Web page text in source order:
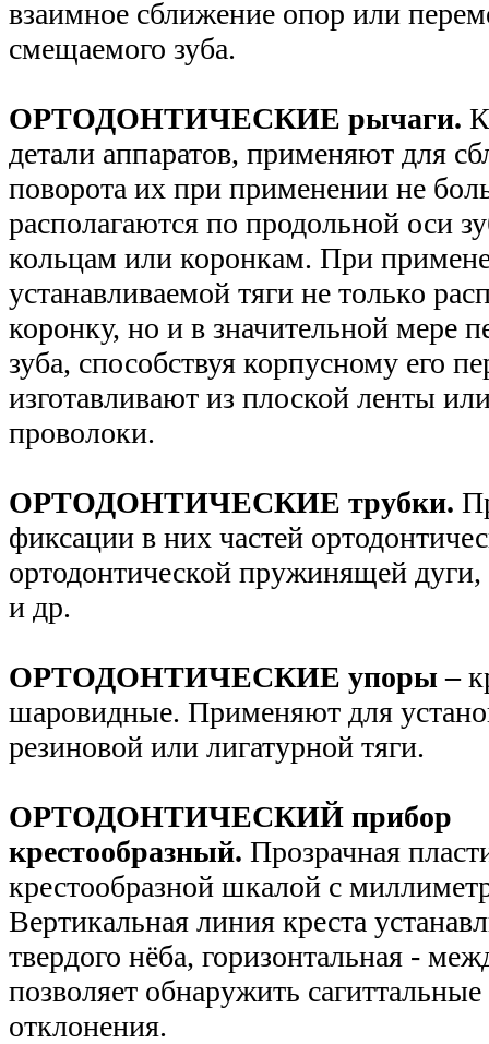
взаимное сближение опор или
смещаемого зуба.
ОРТОДОНТИЧЕСКИЕ рычаги.
детали аппаратов, применяют для
поворота их при применении не
располагаются по продольной оси
кольцам или коронкам. При
устанавливаемой тяги не только
коронку, но и в значительной мере
зуба, способствуя корпусному его
изготавливают из плоской ленты
проволоки.
ОРТОДОНТИЧЕСКИЕ трубки.
фиксации в них частей
ортодонтической пружинящей
и др.
ОРТОДОНТИЧЕСКИЕ упоры –
шаровидные. Применяют для
резиновой или лигатурной тяги.
ОРТОДОНТИЧЕСКИЙ прибор
крестообразный. Прозрачная
крестообразной шкалой с
Вертикальная линия креста
твердого нёба, горизонтальная -
позволяет обнаружить
отклонения.